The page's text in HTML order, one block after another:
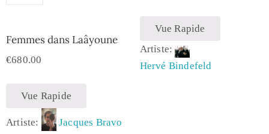
Femmes dans Laâyoune
€680.00
Vue Rapide
Artiste: Jacques Bravo
Vue Rapide
Artiste:
Hervé Bindefeld